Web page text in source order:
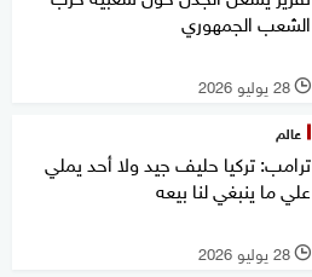
الشعب الجمهوري
l 28 يوليو 2026
عالم
ترامب: تركيا حليف جيد ولا أحد يملي
علي ما ينبغي لنا بيعه
l 28 يوليو 2026